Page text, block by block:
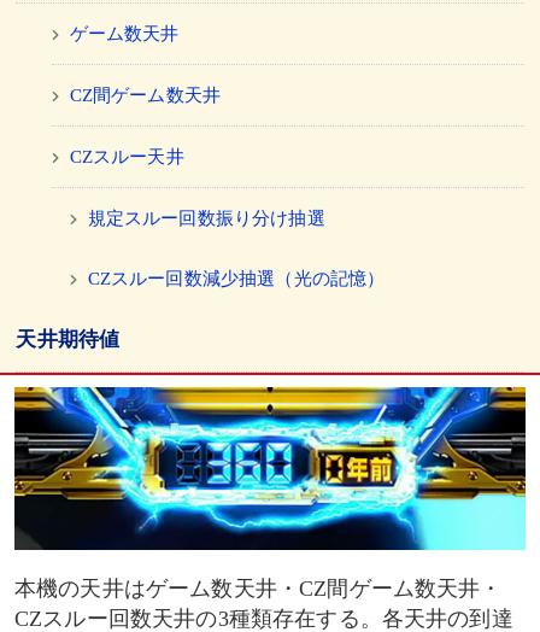
ゲーム数天井
CZ間ゲーム数天井
CZスルー天井
規定スルー回数振り分け抽選
CZスルー回数減少抽選（光の記憶）
天井期待値
ゲーム数天井期待値
狙い目
天井到達率・平均投資金額
算出条件
本機の天井はゲーム数天井・CZ間ゲーム数天井・
CZスルー回数天井の3種類存在する。各天井の到達